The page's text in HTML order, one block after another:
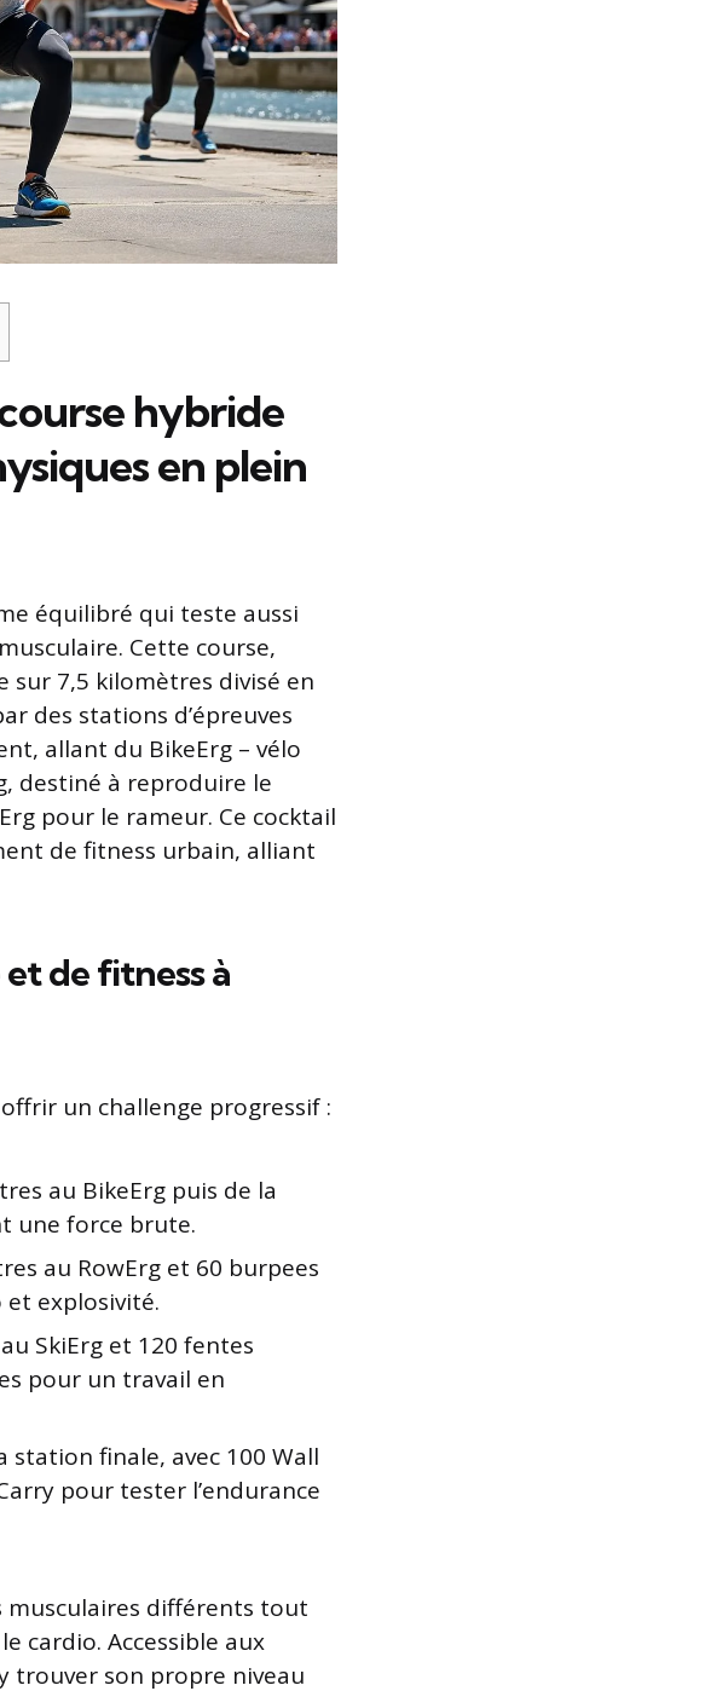
hybride
en plein
équilibré qui teste aussi
Cette course,
sur 7,5 kilomètres divisé en
des stations d’épreuves
allant du BikeErg – vélo
destiné à reproduire le
pour le rameur. Ce cocktail
de fitness urbain, alliant
de fitness à
un challenge progressif :
au BikeErg puis de la
une force brute.
au RowErg et 60 burpees
explosivité.
SkiErg et 120 fentes
pour un travail en
station finale, avec 100 Wall
pour tester l’endurance
musculaires différents tout
cardio. Accessible aux
trouver son propre niveau